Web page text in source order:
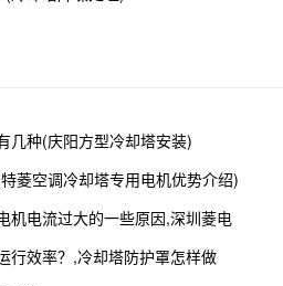
几种(庆阳方型冷却塔安装)
菱空调冷却塔专用电机优势介绍)
机电流过大的一些原因,深圳菱电
行效率？,冷却塔防护罩怎样做